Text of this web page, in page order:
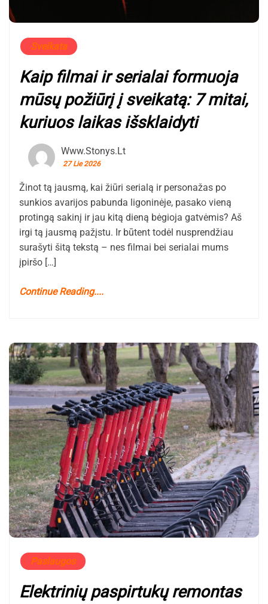
Sveikata
Kaip filmai ir serialai formuoja
mūsų požiūrį į sveikatą: 7 mitai,
kuriuos laikas išsklaidyti
Www.stonys.lt
27 Lie 2026
Žinot tą jausmą, kai žiūri serialą ir personažas po
sunkios avarijos pabunda ligoninėje, pasako vieną
protingą sakinį ir jau kitą dieną bėgioja gatvėmis? Aš
irgi tą jausmą pažįstu. Ir būtent todėl nusprendžiau
surašyti šitą tekstą – nes filmai bei serialai mums
įpiršo […]
Continue Reading....
Paslaugos
Elektrinių paspirtukų remontas